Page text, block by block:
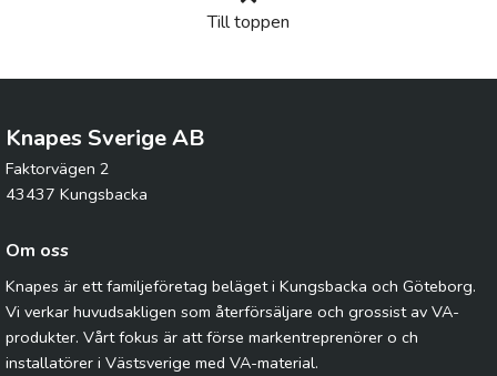
Till toppen
Knapes Sverige AB
Faktorvägen 2
43437 Kungsbacka
Om oss
Knapes är ett familjeföretag beläget i Kungsbacka och Göteborg.
Vi verkar huvudsakligen som återförsäljare och grossist av VA-
produkter. Vårt fokus är att förse markentreprenörer o ch
installatörer i Västsverige med VA-material.